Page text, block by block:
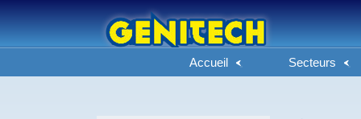
Accueil Secteurs